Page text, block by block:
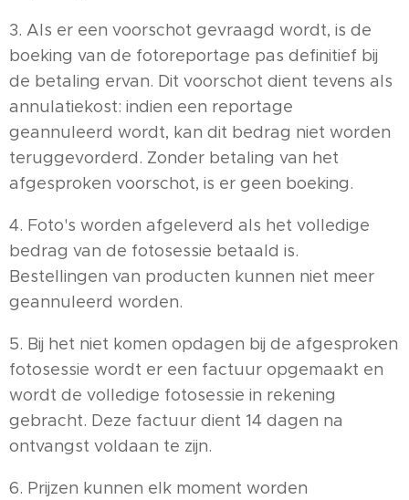
3. Als er een voorschot gevraagd wordt, is de
boeking van de fotoreportage pas definitief bij
de betaling ervan. Dit voorschot dient tevens als
annulatiekost: indien een reportage
geannuleerd wordt, kan dit bedrag niet worden
teruggevorderd. Zonder betaling van het
afgesproken voorschot, is er geen boeking.
4. Foto's worden afgeleverd als het volledige
bedrag van de fotosessie betaald is.
Bestellingen van producten kunnen niet meer
geannuleerd worden.
5. Bij het niet komen opdagen bij de afgesproken
fotosessie wordt er een factuur opgemaakt en
wordt de volledige fotosessie in rekening
gebracht. Deze factuur dient 14 dagen na
ontvangst voldaan te zijn.
6. Prijzen kunnen elk moment worden